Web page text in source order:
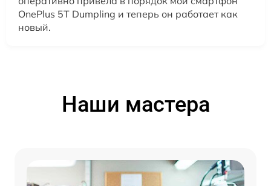
OnePlus 5T Dumpling и теперь он работает как
новый.
Наши мастера